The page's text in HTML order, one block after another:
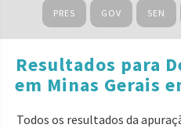
PRES GOV SEN
Resultados para
em Minas Gerais
Todos os resultados da